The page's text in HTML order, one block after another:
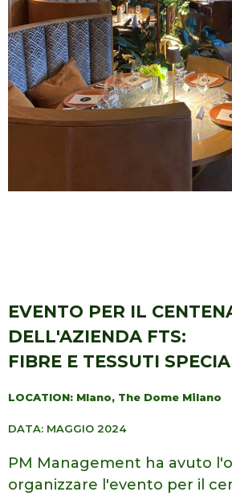
EVENTO PER IL
DELL'AZIENDA FTS:
FIBRE E TESSUTI
LOCATION: Mlano, The Dome Milano
DATA: MAGGIO 2024
PM Management ha avuto
organizzare l'evento per il